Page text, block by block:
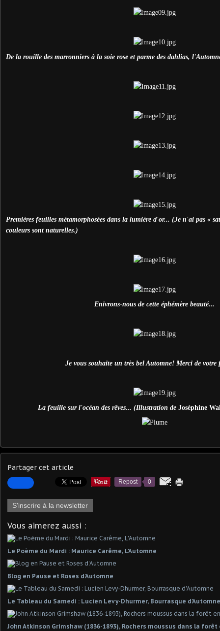
De la rouille des marronniers à la soie rose et parme des dahlias,
Premières feuilles métamorphosées dans la lumière d'or... (Je n'ai pas «
couleurs sont naturelles.)
Enivrons-nous de cette éphémère beauté...
Je vous souhaite un très bel Automne! Merci de votre
La feuille sur l'océan des rêves... (Illustration deJoséphine
Partager cet article
Repost 0
S'inscrire à la newsletter
Vous aimerez aussi :
Le Poème du Mardi : Maurice Carême, L'Automne
Blog en Pause et Roses d'Automne
Le Tableau du Samedi : Lucien Levy-Dhurmer, Bourrasque d'Automne
John Atkinson Grimshaw (1836-1893), Rochers moussus dans la forêt